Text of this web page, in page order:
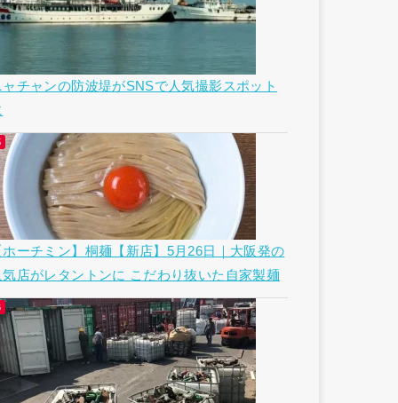
ャチャンの防波堤がSNSで人気撮影スポット
ホーチミン】桐麺【新店】5月26日｜大阪発の
気店がレタントンに こだわり抜いた自家製麺